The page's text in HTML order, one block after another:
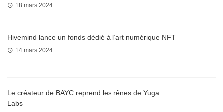
18 mars 2024
Hivemind lance un fonds dédié à l’art numérique NFT
14 mars 2024
Le créateur de BAYC reprend les rênes de Yuga
Labs